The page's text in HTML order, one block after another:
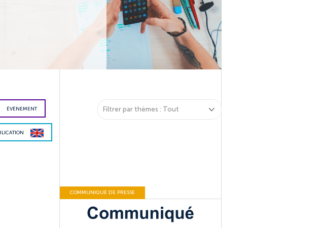
ÉVÉNEMENT Filtrer par thèmes : Tout
▾
COMMUNIQUÉ DE PRESSE